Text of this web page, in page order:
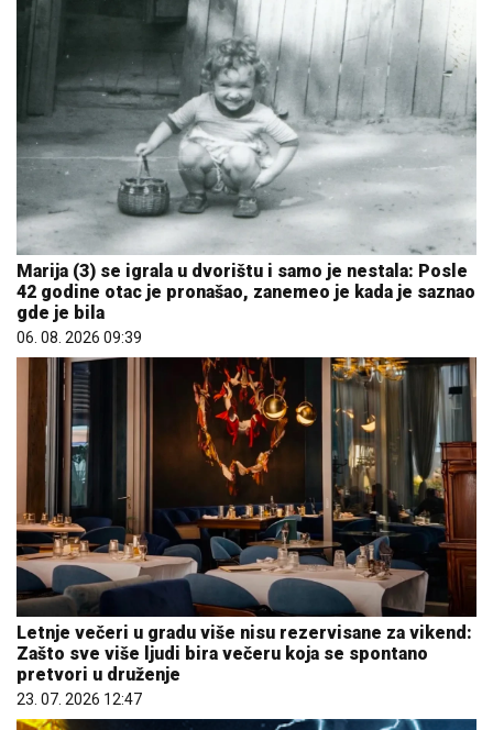
Marija (3) se igrala u dvorištu i samo je nestala: Posle
42 godine otac je pronašao, zanemeo je kada je saznao
gde je bila
06. 08. 2026 09:39
Letnje večeri u gradu više nisu rezervisane za vikend:
Zašto sve više ljudi bira večeru koja se spontano
pretvori u druženje
23. 07. 2026 12:47